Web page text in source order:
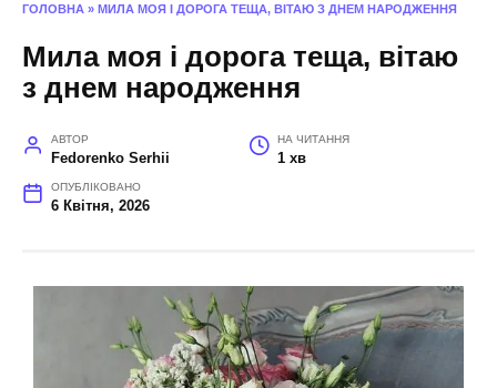
ГОЛОВНА » МИЛА МОЯ І ДОРОГА ТЕЩА, ВІТАЮ З ДНЕМ НАРОДЖЕННЯ
Мила моя і дорога теща, вітаю
з днем народження
АВТОР
Fedorenko Serhii
НА ЧИТАННЯ
1 хв
ОПУБЛІКОВАНО
6 Квітня, 2026